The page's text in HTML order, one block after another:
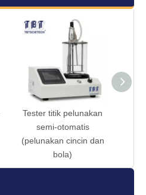
Tester titik pelunakan
semi-otomatis
(pelunakan cincin dan
bola)